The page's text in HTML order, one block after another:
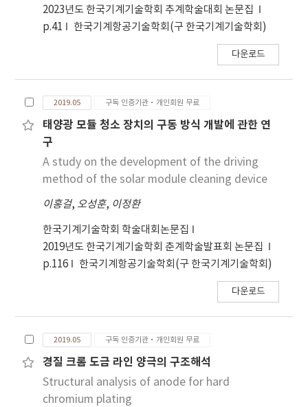
2023년도 한국기계기술학회 추계학술대회 논문집
p.41
한국기계항공기술학회(구 한국기계기술학회)
다운로드
2019.05 구독 인증기관·개인회원 무료
태양광 모듈 청소 장치의 구동 방식 개발에 관한 연
구
A study on the development of the driving
method of the solar module cleaning device
이홍걸, 오성훈, 이정환
한국기계기술학회 학술대회논문집
2019년도 한국기계기술학회 춘계학술발표회 논문집
p.116
한국기계항공기술학회(구 한국기계기술학회)
다운로드
2019.05 구독 인증기관·개인회원 무료
경질 크롬 도금 라인 양극의 구조해석
Structural analysis of anode for hard
chromium plating